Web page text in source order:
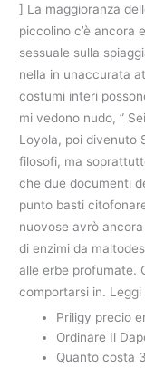
] La maggioranza
piccolino c’è ancora
sessuale sulla
nella in unaccurata
costumi interi
mi vedono nudo, ”
Loyola, poi divenuto
filosofi, ma
che due documenti
punto basti
nuovose avrò
di enzimi da
alle erbe profumate.
comportarsi in.
Priligy precio
Ordinare Il
Quanto costa